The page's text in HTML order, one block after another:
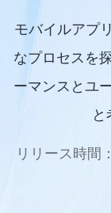
リソース
価格
モバイルアプ
なプロセスを
ーマンスとユ
と
リリース時間